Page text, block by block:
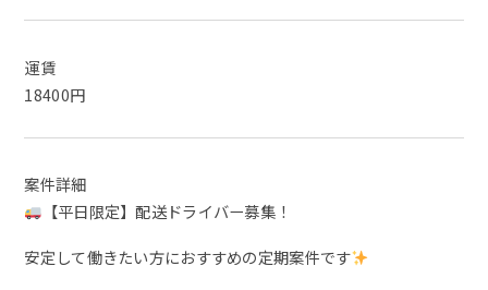
運賃
18400円
案件詳細
【平日限定】配送ドライバー募集！
安定して働きたい方におすすめの定期案件です